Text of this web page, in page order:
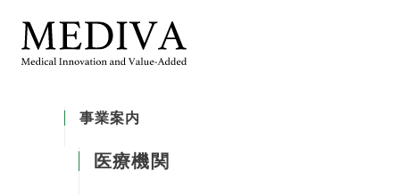
事業案内
医療機関